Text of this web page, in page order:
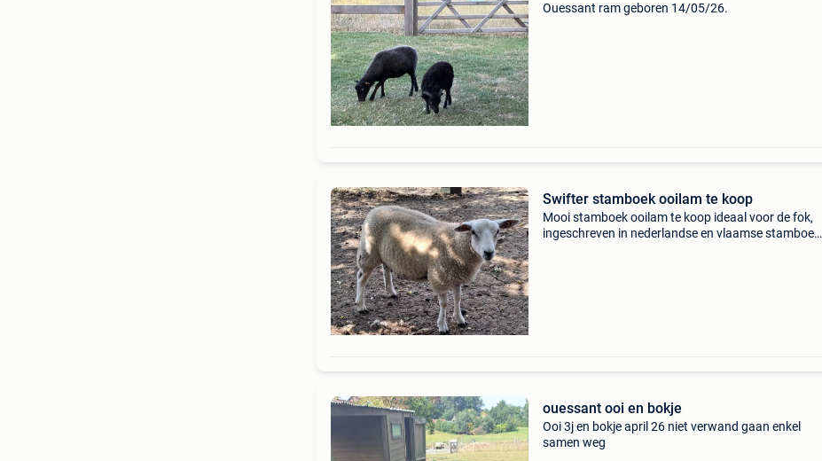
Ouessant ram geboren 14/05/26.
Swifter stamboek ooilam te koop
Mooi stamboek ooilam te koop ideaal voor de fok,
ingeschreven in nederlandse en vlaamse stamboek,
ouessant ooi en bokje
Ooi 3j en bokje april 26 niet verwand gaan enkel
samen weg